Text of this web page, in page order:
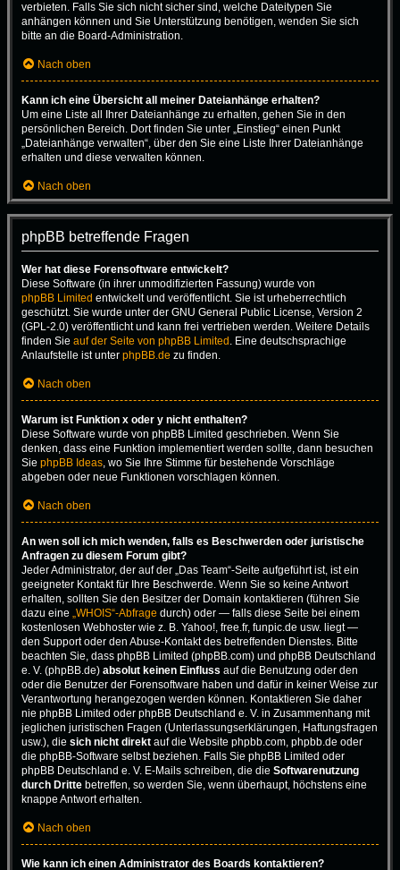
verbieten. Falls Sie sich nicht sicher sind, welche Dateitypen Sie
anhängen können und Sie Unterstützung benötigen, wenden Sie sich
bitte an die Board-Administration.
Nach oben
Kann ich eine Übersicht all meiner Dateianhänge erhalten?
Um eine Liste all Ihrer Dateianhänge zu erhalten, gehen Sie in den
persönlichen Bereich. Dort finden Sie unter „Einstieg“ einen Punkt
„Dateianhänge verwalten“, über den Sie eine Liste Ihrer Dateianhänge
erhalten und diese verwalten können.
Nach oben
phpBB betreffende Fragen
Wer hat diese Forensoftware entwickelt?
Diese Software (in ihrer unmodifizierten Fassung) wurde von
phpBB Limited entwickelt und veröffentlicht. Sie ist urheberrechtlich
geschützt. Sie wurde unter der GNU General Public License, Version 2
(GPL-2.0) veröffentlicht und kann frei vertrieben werden. Weitere Details
finden Sie auf der Seite von phpBB Limited . Eine deutschsprachige
Anlaufstelle ist unter phpBB.de zu finden.
Nach oben
Warum ist Funktion x oder y nicht enthalten?
Diese Software wurde von phpBB Limited geschrieben. Wenn Sie
denken, dass eine Funktion implementiert werden sollte, dann besuchen
Sie phpBB Ideas, wo Sie Ihre Stimme für bestehende Vorschläge
abgeben oder neue Funktionen vorschlagen können.
Nach oben
An wen soll ich mich wenden, falls es Beschwerden oder juristische
Anfragen zu diesem Forum gibt?
Jeder Administrator, der auf der „Das Team“-Seite aufgeführt ist, ist ein
geeigneter Kontakt für Ihre Beschwerde. Wenn Sie so keine Antwort
erhalten, sollten Sie den Besitzer der Domain kontaktieren (führen Sie
dazu eine „WHOIS“-Abfrage durch) oder — falls diese Seite bei einem
kostenlosen Webhoster wie z. B. Yahoo!, free.fr, funpic.de usw. liegt —
den Support oder den Abuse-Kontakt des betreffenden Dienstes. Bitte
beachten Sie, dass phpBB Limited (phpBB.com) und phpBB Deutschland
e. V. (phpBB.de) absolut keinen Einfluss auf die Benutzung oder den
oder die Benutzer der Forensoftware haben und dafür in keiner Weise zur
Verantwortung herangezogen werden können. Kontaktieren Sie daher
nie phpBB Limited oder phpBB Deutschland e. V. in Zusammenhang mit
jeglichen juristischen Fragen (Unterlassungserklärungen, Haftungsfragen
usw.), die sich nicht direkt auf die Website phpbb.com, phpbb.de oder
die phpBB-Software selbst beziehen. Falls Sie phpBB Limited oder
phpBB Deutschland e. V. E-Mails schreiben, die die Softwarenutzung
durch Dritte betreffen, so werden Sie, wenn überhaupt, höchstens eine
knappe Antwort erhalten.
Nach oben
Wie kann ich einen Administrator des Boards kontaktieren?